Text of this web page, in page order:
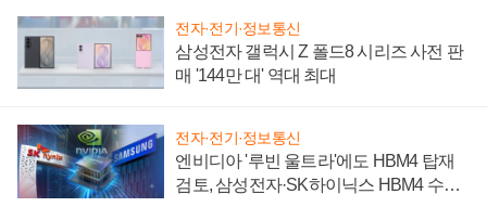
전자·전기·정보통신
삼성전자 갤럭시 Z 폴드8 시리즈 사전 판
매 '144만 대' 역대 최대
전자·전기·정보통신
엔비디아 '루빈 울트라'에도 HBM4 탑재
검토, 삼성전자·SK하이닉스 HBM4 수율